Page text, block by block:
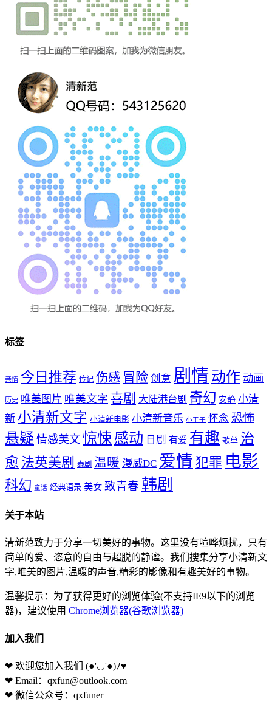
标签
亲情 今日推荐 传记 伤感 冒险 创意 剧情 动作 动画
历史 唯美图片 唯美文字 喜剧 大陆港台剧 奇幻 安静 小清
新 小清新文字 小清新电影 小清新音乐 小王子 怀念 恐怖
悬疑 情感美文 惊悚 感动 日剧 有爱 有趣 歌单 治
愈 法英美剧 泰剧 温暖 漫威DC 爱情 犯罪 电影
科幻 童话 经典语录 美女 致青春 韩剧
关于本站
清新范致力于分享一切美好的事物。这里没有喧哗烦扰，只有
简单的爱、恣意的自由与超脱的静谧。我们搜集分享小清新文
字,唯美的图片,温暖的声音,精彩的影像和有趣美好的事物。
温馨提示：为了获得更好的浏览体验(不支持IE9以下的浏览
器)，建议使用 Chrome浏览器(谷歌浏览器)
加入我们
❤ 欢迎您加入我们 (●'◡'●)ﾉ♥
❤ Email：qxfun@outlook.com
❤ 微信公众号：qxfuner